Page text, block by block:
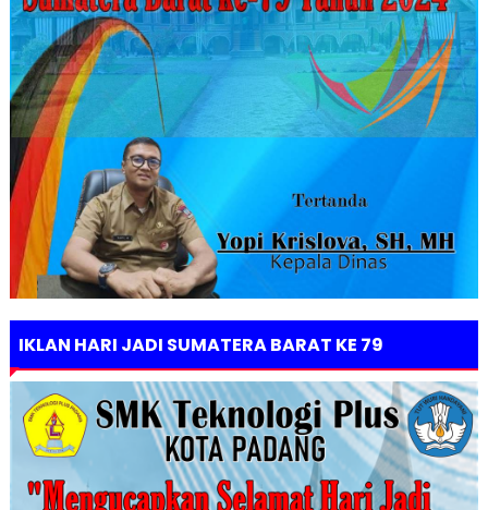
IKLAN HARI JADI SUMATERA BARAT KE 79